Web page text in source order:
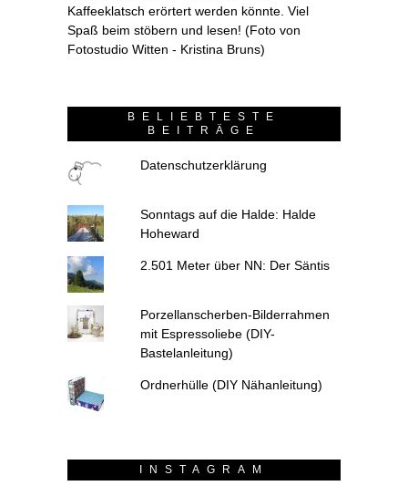
Kaffeeklatsch erörtert werden könnte. Viel
Spaß beim stöbern und lesen! (Foto von
Fotostudio Witten - Kristina Bruns)
BELIEBTESTE
BEITRÄGE
Datenschutzerklärung
Sonntags auf die Halde: Halde
Hoheward
2.501 Meter über NN: Der Säntis
Porzellanscherben-Bilderrahmen
mit Espressoliebe (DIY-
Bastelanleitung)
Ordnerhülle (DIY Nähanleitung)
INSTAGRAM